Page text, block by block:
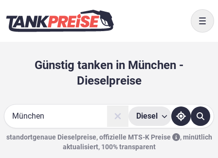
Günstig tanken in München -
Dieselpreise
Suche
Diesel
standortgenaue Dieselpreise, offizielle MTS-K Preise ,minütlich
aktualisiert, 100% transparent